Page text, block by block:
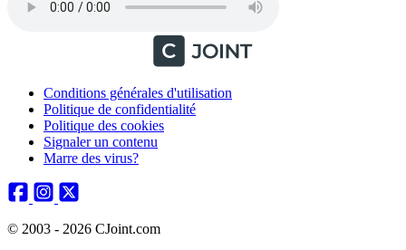
Conditions générales d'utilisation
Politique de confidentialité
Politique des cookies
Signaler un contenu
Marre des virus?
© 2003 - 2026 CJoint.com